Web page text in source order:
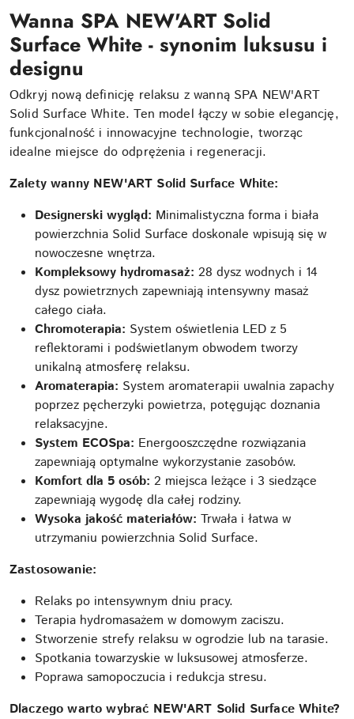
Wanna SPA NEW'ART Solid
Surface White - synonim luksusu i
designu
Odkryj nową definicję relaksu z wanną SPA NEW'ART
Solid Surface White. Ten model łączy w sobie elegancję,
funkcjonalność i innowacyjne technologie, tworząc
idealne miejsce do odprężenia i regeneracji.
Zalety wanny NEW'ART Solid Surface White:
Designerski wygląd: Minimalistyczna forma i biała
powierzchnia Solid Surface doskonale wpisują się w
nowoczesne wnętrza.
Kompleksowy hydromasaż: 28 dysz wodnych i 14
dysz powietrznych zapewniają intensywny masaż
całego ciała.
Chromoterapia: System oświetlenia LED z 5
reflektorami i podświetlanym obwodem tworzy
unikalną atmosferę relaksu.
Aromaterapia: System aromaterapii uwalnia zapachy
poprzez pęcherzyki powietrza, potęgując doznania
relaksacyjne.
System ECOSpa: Energooszczędne rozwiązania
zapewniają optymalne wykorzystanie zasobów.
Komfort dla 5 osób: 2 miejsca leżące i 3 siedzące
zapewniają wygodę dla całej rodziny.
Wysoka jakość materiałów: Trwała i łatwa w
utrzymaniu powierzchnia Solid Surface.
Zastosowanie:
Relaks po intensywnym dniu pracy.
Terapia hydromasażem w domowym zaciszu.
Stworzenie strefy relaksu w ogrodzie lub na tarasie.
Spotkania towarzyskie w luksusowej atmosferze.
Poprawa samopoczucia i redukcja stresu.
Dlaczego warto wybrać NEW'ART Solid Surface White?